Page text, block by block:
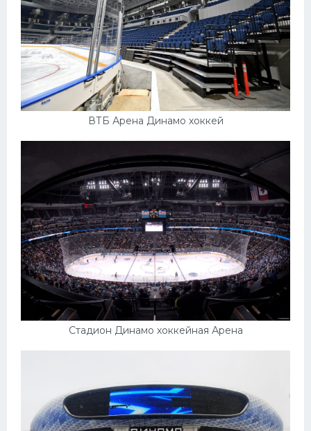
ВТБ Арена Динамо хоккей
Стадион Динамо хоккейная Арена